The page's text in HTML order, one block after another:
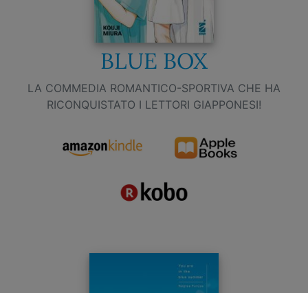
BLUE BOX
LA COMMEDIA ROMANTICO-SPORTIVA CHE HA
RICONQUISTATO I LETTORI GIAPPONESI!